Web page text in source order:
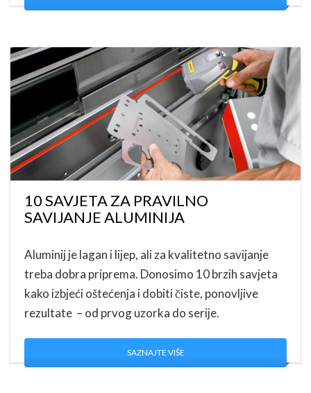
10 SAVJETA ZA PRAVILNO
SAVIJANJE ALUMINIJA
Aluminij je lagan i lijep, ali za kvalitetno savijanje
treba dobra priprema. Donosimo 10 brzih savjeta
kako izbjeći oštećenja i dobiti čiste, ponovljive
rezultate – od prvog uzorka do serije.
SAZNAJTE VIŠE